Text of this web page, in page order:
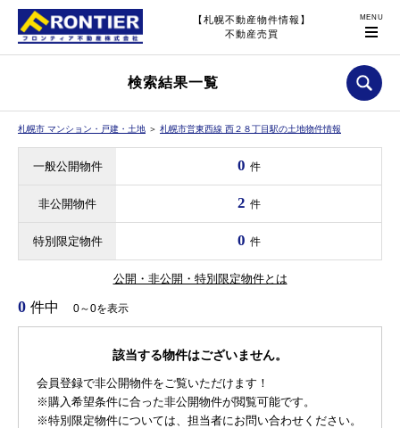
【札幌不動産物件情報】
不動産売買
検索結果一覧
札幌市 マンション・戸建・土地 ＞ 札幌市営東西線 西２８丁目駅の土地物件情報
一般公開物件 0 件
非公開物件 2 件
特別限定物件 0 件
公開・非公開・特別限定物件とは
0 件中 0～0を表示
該当する物件はございません。
会員登録で非公開物件をご覧いただけます！
※購入希望条件に合った非公開物件が閲覧可能です。
※特別限定物件については、担当者にお問い合わせください。